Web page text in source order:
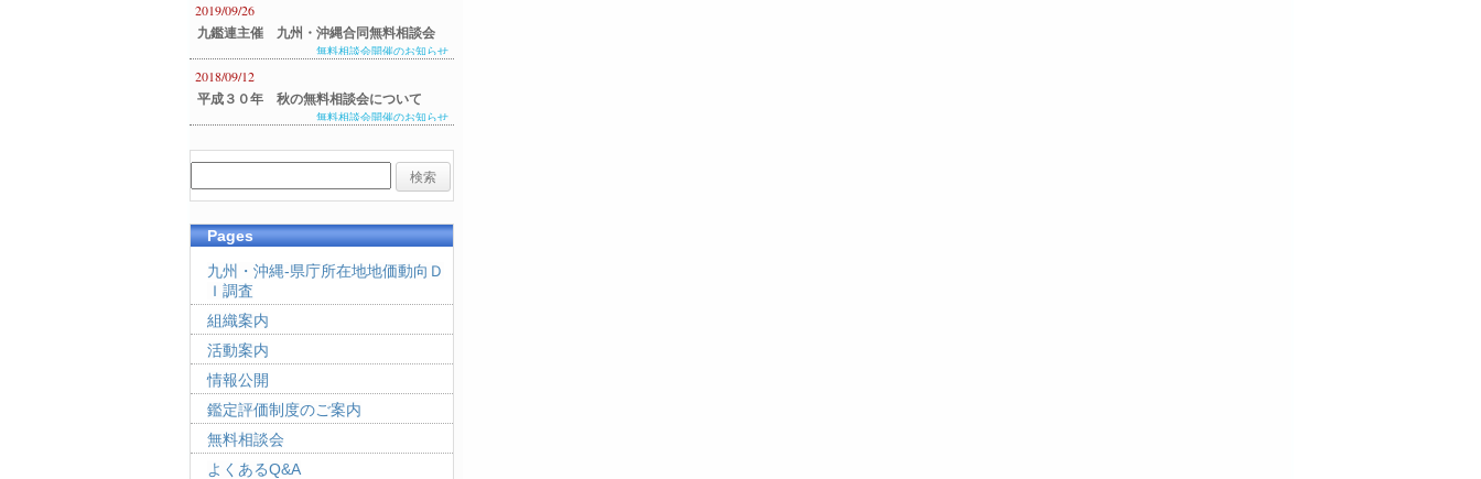
2019/09/26
九鑑連主催 九州・沖縄合同無料相談会
のご案内
無料相談会開催のお知らせ
2018/09/12
平成３０年 秋の無料相談会について
無料相談会開催のお知らせ
Pages
九州・沖縄-県庁所在地地価動向Ｄ
Ｉ調査
組織案内
活動案内
情報公開
鑑定評価制度のご案内
無料相談会
よくあるQ&A